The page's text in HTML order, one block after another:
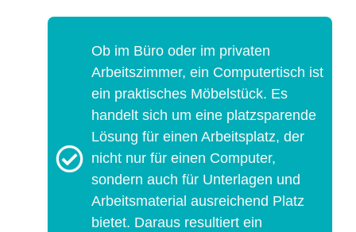
Ob im Büro oder im privaten
Arbeitszimmer, ein Computertisch ist
ein praktisches Möbelstück. Es
handelt sich um eine platzsparende
Lösung für einen Arbeitsplatz, der
nicht nur für einen Computer,
sondern auch für Unterlagen und
Arbeitsmaterial ausreichend Platz
bietet. Daraus resultiert ein